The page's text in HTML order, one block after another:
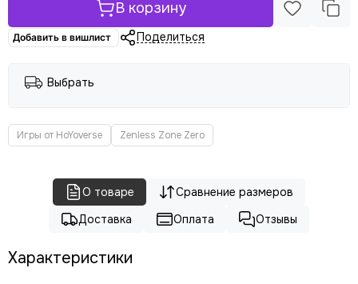
В корзину
Добавить в вишлист Поделиться
Выбрать
Игры от HoYoverse Zenless Zone Zero
О товаре
Сравнение размеров
Доставка
Оплата Отзывы
Характеристики